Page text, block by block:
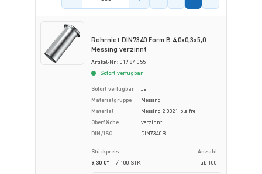
Rohrniet DIN7340 Form B 4,0x0,3x5,0
Messing verzinnt
Artikel-Nr.: 019.84.055
Sofort verfügbar
Sofort verfügbar
Ja
Materialgruppe
Messing
Material
Messing 2.0321 bleifrei
Oberfläche
verzinnt
DIN/ISO
DIN7340B
Stückpreis
Anzahl
9,30 €*
/ 100 STK ab 100